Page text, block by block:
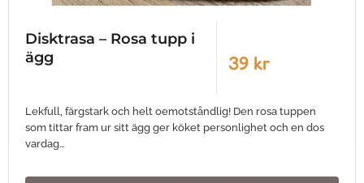
Disktrasa – Rosa tupp i
ägg
39 kr
Lekfull, färgstark och helt oemotståndlig! Den rosa tuppen
som tittar fram ur sitt ägg ger köket personlighet och en dos
vardag…